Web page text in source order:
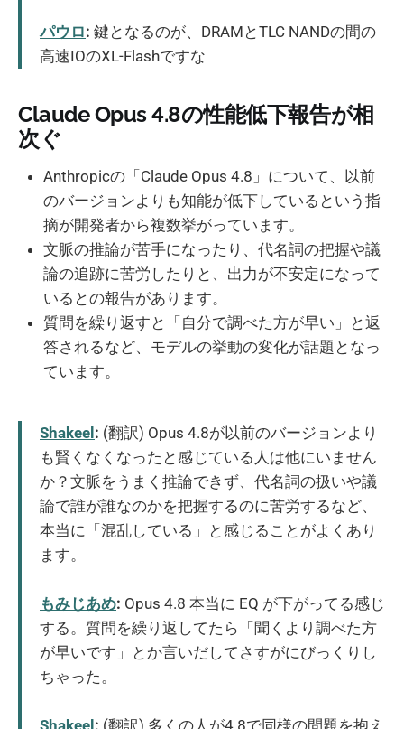
パウロ: 鍵となるのが、DRAMとTLC NANDの間の
高速IOのXL-Flashですな
Claude Opus 4.8の性能低下報告が相
次ぐ
Anthropicの「Claude Opus 4.8」について、以前
のバージョンよりも知能が低下しているという指
摘が開発者から複数挙がっています。
文脈の推論が苦手になったり、代名詞の把握や議
論の追跡に苦労したりと、出力が不安定になって
いるとの報告があります。
質問を繰り返すと「自分で調べた方が早い」と返
答されるなど、モデルの挙動の変化が話題となっ
ています。
Shakeel: (翻訳) Opus 4.8が以前のバージョンより
も賢くなくなったと感じている人は他にいません
か？文脈をうまく推論できず、代名詞の扱いや議
論で誰が誰なのかを把握するのに苦労するなど、
本当に「混乱している」と感じることがよくあり
ます。
もみじあめ: Opus 4.8 本当に EQ が下がってる感じ
する。質問を繰り返してたら「聞くより調べた方
が早いです」とか言いだしてさすがにびっくりし
ちゃった。
Shakeel: (翻訳) 多くの人が4.8で同様の問題を抱え